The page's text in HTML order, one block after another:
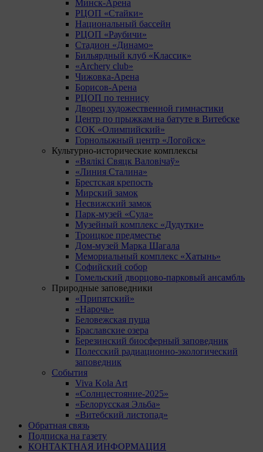
Минск-Арена
РЦОП «Стайки»
Национальный бассейн
РЦОП «Раубичи»
Стадион «Динамо»
Бильярдный клуб «Классик»
«Archery club»
Чижовка-Арена
Борисов-Арена
РЦОП по теннису
Дворец художественной гимнастики
Центр по прыжкам на батуте в Витебске
СОК «Олимпийский»
Горнолыжный центр «Логойск»
Культурно-исторические комплексы
«Вялікі Свяцк Валовічаў»
«Линия Сталина»
Брестская крепость
Мирский замок
Несвижский замок
Парк-музей «Сула»
Музейный комплекс «Дудутки»
Троицкое предместье
Дом-музей Марка Шагала
Мемориальный комплекс «Хатынь»
Софийский собор
Гомельский дворцово-парковый ансамбль
Природные заповедники
«Припятский»
«Нарочь»
Беловежская пуща
Браславские озера
Березинский биосферный заповедник
Полесский радиационно-экологический
заповедник
События
Viva Kola Art
«Солнцестояние-2025»
«Белорусская Эльба»
«Витебский листопад»
Обратная связь
Подписка на газету
КОНТАКТНАЯ ИНФОРМАЦИЯ